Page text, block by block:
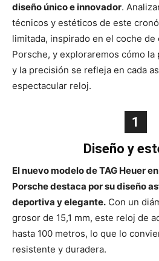
diseño único e innovador.
técnicos y estéticos de este
limitada, inspirado en el coche de
Porsche, y exploraremos cómo la
y la precisión se refleja en cada
espectacular reloj.
1
Diseño y
El nuevo modelo de TAG Heuer
Porsche destaca por su diseño
deportiva y elegante. Con un
grosor de 15,1 mm, este reloj de
hasta 100 metros, lo que lo
resistente y duradera.